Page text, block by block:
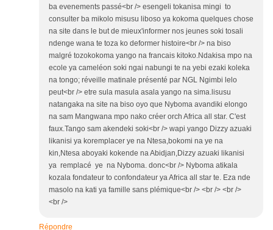
ba evenements passé<br /> esengeli tokanisa mingi to
consulter ba mikolo misusu liboso ya kokoma quelques chose
na site dans le but de mieux'informer nos jeunes soki tosali
ndenge wana te toza ko deformer histoire<br /> na biso
malgré tozokokoma yango na francais kitoko.Ndakisa mpo na
ecole ya cameléon soki ngai nabungi te na yebi ezaki koleka
na tongo; réveille matinale présenté par NGL Ngimbi lelo
peut<br /> etre sula masula asala yango na sima.lisusu
natangaka na site na biso oyo que Nyboma avandiki elongo
na sam Mangwana mpo nako créer orch Africa all star. C'est
faux.Tango sam akendeki soki<br /> wapi yango Dizzy azuaki
likanisi ya koremplacer ye na Ntesa,bokomi na ye na
kin,Ntesa aboyaki kokende na Abidjan,Dizzy azuaki likanisi
ya remplacé ye na Nyboma. donc<br /> Nyboma atikala
kozala fondateur to confondateur ya Africa all star te. Eza nde
masolo na kati ya famille sans plémique<br /> <br /> <br />
<br />
Répondre